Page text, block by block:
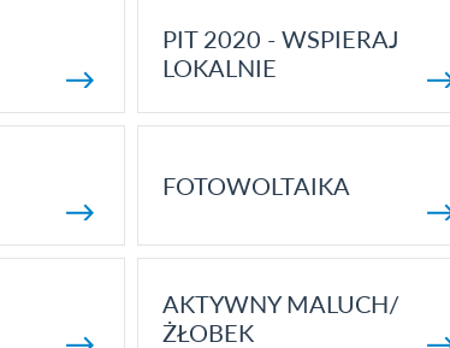
PIT 2020 - WSPIERAJ
LOKALNIE
FOTOWOLTAIKA
AKTYWNY MALUCH/
ŻŁOBEK